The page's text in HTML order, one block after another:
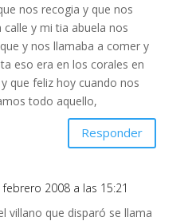
nos recogia y que nos
y mi tia abuela nos
y nos llamaba a comer y
eso era en los corales en
que feliz hoy cuando nos
todo aquello,
Responder
febrero 2008 a las 15:21
villano que disparó se llama